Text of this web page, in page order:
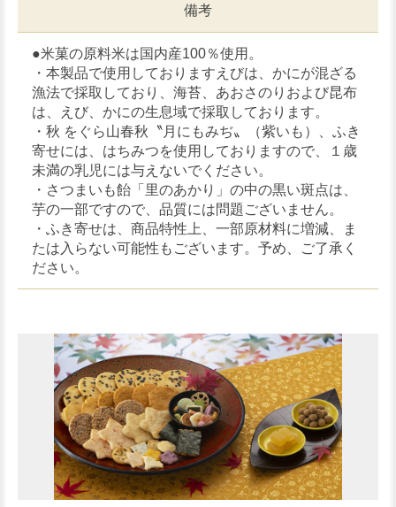
備考
●米菓の原料米は国内産100％使用。
・本製品で使用しておりますえびは、かにが混ざる
漁法で採取しており、海苔、あおさのりおよび昆布
は、えび、かにの生息域で採取しております。
・秋 をぐら山春秋〝月にもみぢ〟（紫いも）、ふき
寄せには、はちみつを使用しておりますので、１歳
未満の乳児には与えないでください。
・さつまいも飴「里のあかり」の中の黒い斑点は、
芋の一部ですので、品質には問題ございません。
・ふき寄せは、商品特性上、一部原材料に増減、ま
たは入らない可能性もございます。予め、ご了承く
ださい。